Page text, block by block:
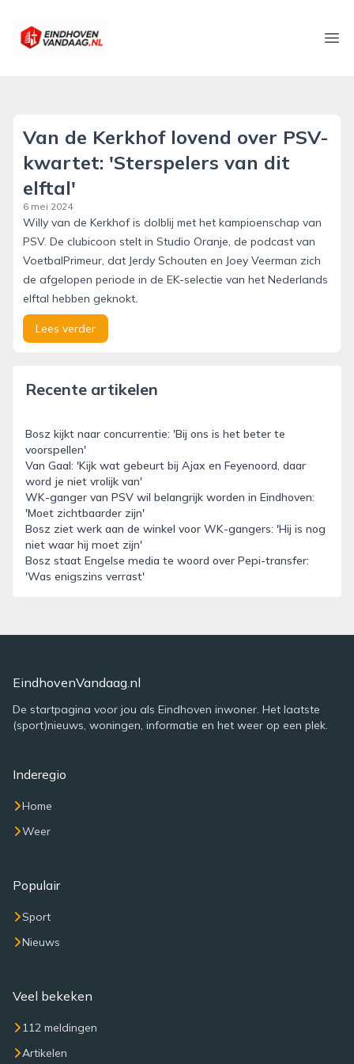
eindhovenvandaag.nl
Van de Kerkhof lovend over PSV-
kwartet: 'Sterspelers van dit
elftal'
6 mei 2024
Willy van de Kerkhof is dolblij met het kampioenschap van
PSV. De clubicoon stelt in Studio Oranje, de podcast van
VoetbalPrimeur, dat Jerdy Schouten en Joey Veerman zich
de afgelopen periode in de EK-selectie van het Nederlands
elftal hebben geknokt.
Lees verder
Recente artikelen
Bosz kijkt naar concurrentie: 'Bij ons is het beter te
voorspellen'
Van Gaal: 'Kijk wat gebeurt bij Ajax en Feyenoord, daar
word je niet vrolijk van'
WK-ganger van PSV wil belangrijk worden in Eindhoven:
'Moet zichtbaarder zijn'
Bosz ziet werk aan de winkel voor WK-gangers: 'Hij is nog
niet waar hij moet zijn'
Bosz staat Engelse media te woord over Pepi-transfer:
'Was enigszins verrast'
EindhovenVandaag.nl
De startpagina voor jou als Eindhoven inwoner. Het laatste
(sport)nieuws, woningen, informatie en het weer op een plek.
Inderegio
Home
Weer
Populair
Sport
Nieuws
Veel bekeken
112 meldingen
Artikelen